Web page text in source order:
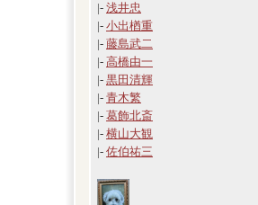
|- 浅井忠
|- 小出楢重
|- 藤島武二
|- 高橋由一
|- 黒田清輝
|- 青木繁
|- 葛飾北斎
|- 横山大観
|- 佐伯祐三